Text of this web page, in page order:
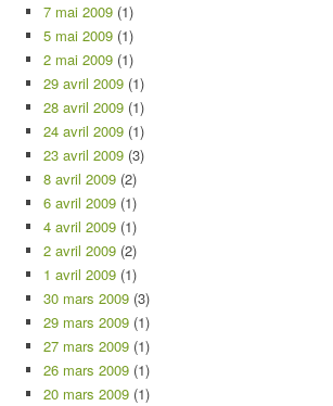
7 mai 2009 (1)
5 mai 2009 (1)
2 mai 2009 (1)
29 avril 2009 (1)
28 avril 2009 (1)
24 avril 2009 (1)
23 avril 2009 (3)
8 avril 2009 (2)
6 avril 2009 (1)
4 avril 2009 (1)
2 avril 2009 (2)
1 avril 2009 (1)
30 mars 2009 (3)
29 mars 2009 (1)
27 mars 2009 (1)
26 mars 2009 (1)
20 mars 2009 (1)